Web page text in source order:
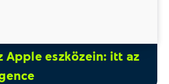
Apple eszközein: itt az